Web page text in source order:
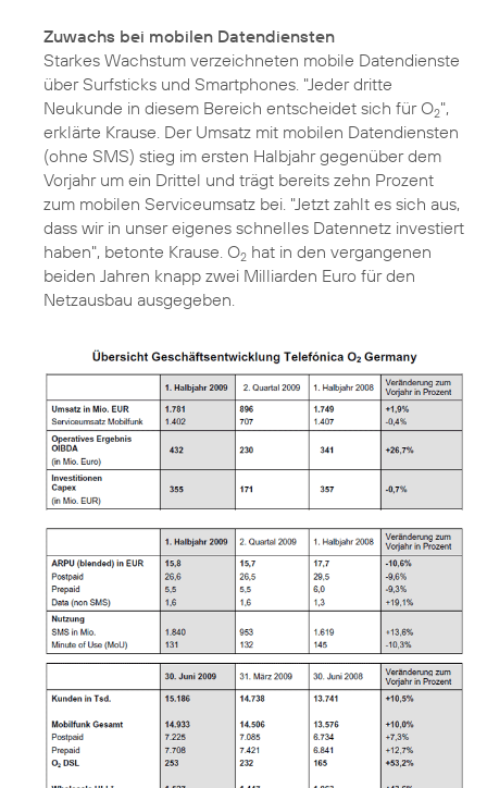
Zuwachs bei mobilen Datendiensten
Starkes Wachstum verzeichneten mobile Datendienste
über Surfsticks und Smartphones. "Jeder dritte
Neukunde in diesem Bereich entscheidet sich für O2",
erklärte Krause. Der Umsatz mit mobilen Datendiensten
(ohne SMS) stieg im ersten Halbjahr gegenüber dem
Vorjahr um ein Drittel und trägt bereits zehn Prozent
zum mobilen Serviceumsatz bei. "Jetzt zahlt es sich aus,
dass wir in unser eigenes schnelles Datennetz investiert
haben", betonte Krause. O2 hat in den vergangenen
beiden Jahren knapp zwei Milliarden Euro für den
Netzausbau ausgegeben.